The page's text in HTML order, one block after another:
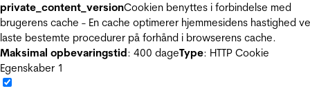
private_content_versionCookien benyttes i forbindelse med
brugerens cache - En cache optimerer hjemmesidens hastighed
laste bestemte procedurer på forhånd i browserens cache.
Maksimal opbevaringstid: 400 dageType: HTTP Cookie
Egenskaber 1